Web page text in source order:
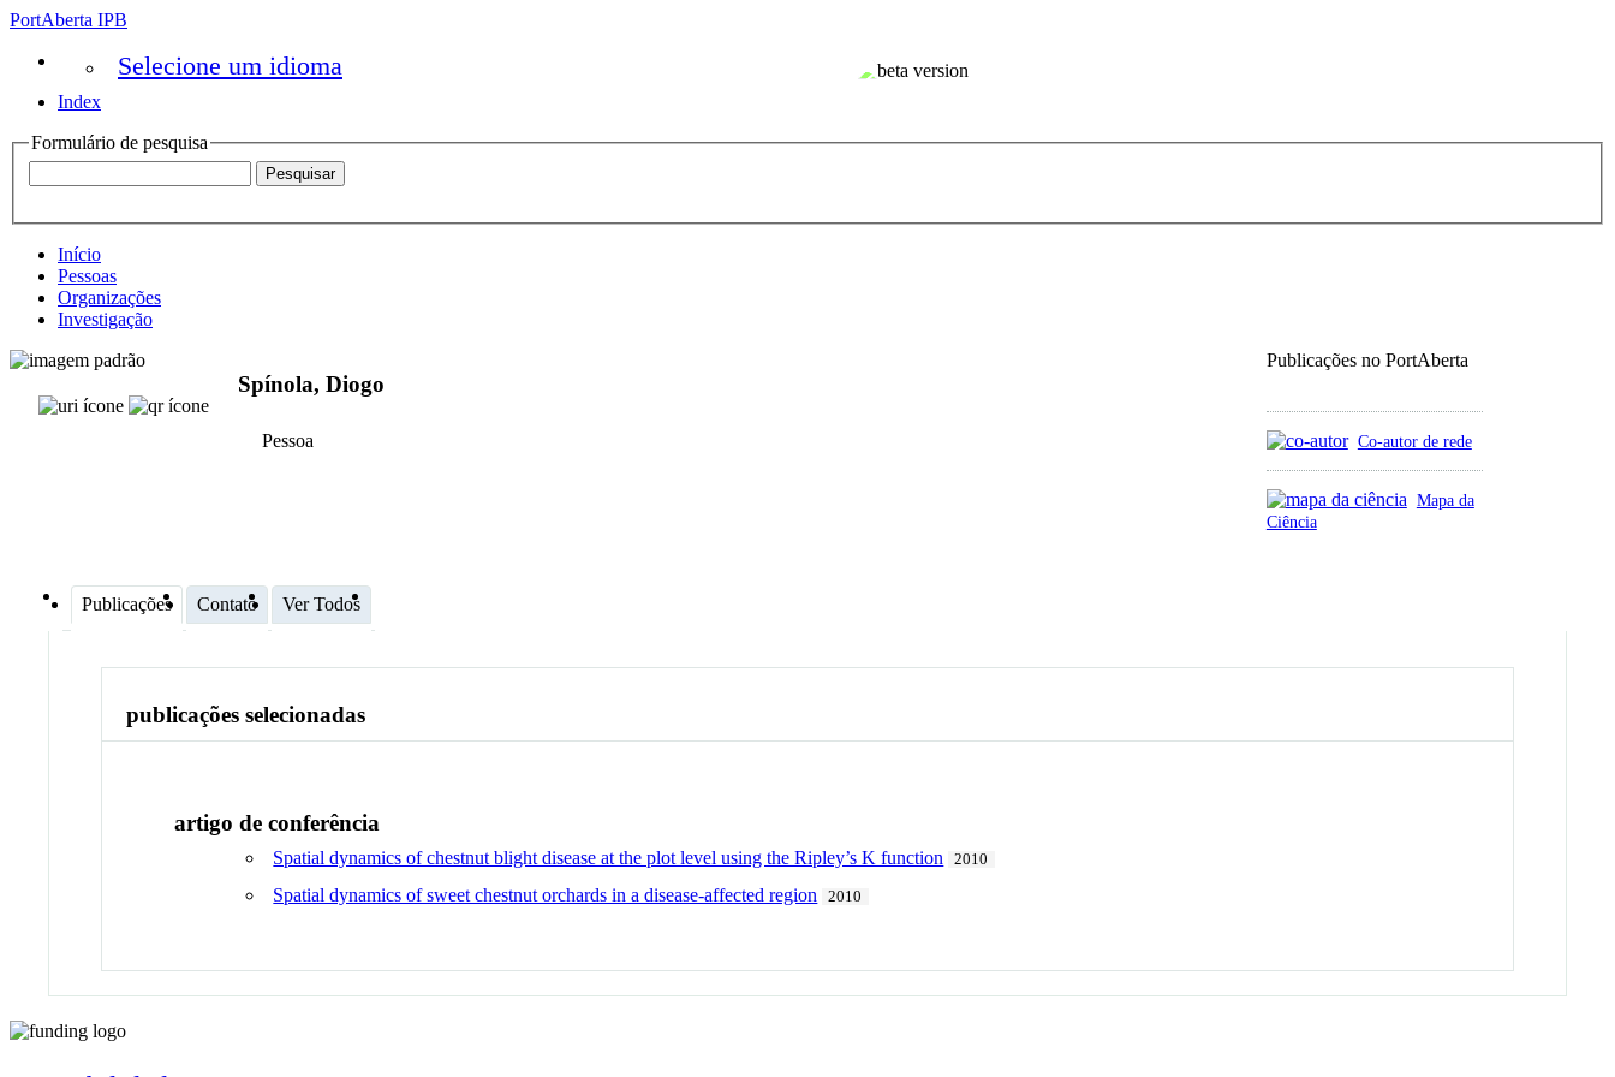
PortAberta IPB
Selecione um idioma
Index
Formulário de pesquisa
Início
Pessoas
Organizações
Investigação
Publicações no PortAberta
Co-autor de rede
Mapa da
Ciência
Spínola, Diogo
Pessoa
Publicações Contato Ver Todos
publicações selecionadas
artigo de conferência
Spatial dynamics of chestnut blight disease at the plot level using the Ripley’s K function 2010
Spatial dynamics of sweet chestnut orchards in a disease-affected region 2010